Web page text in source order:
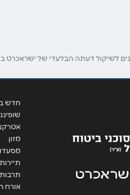
לשיקול דעתה הבלעדי של ישראכרט
חדש
מזון
תרבות
אורח